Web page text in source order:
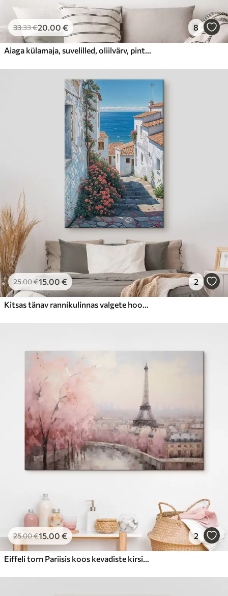
33.33€20.00 € 8
Aiaga külamaja, suvelilled, oliilvärv, pintslitõmme, põld, rustikaalne stiil
25.00€15.00 € 2
Kitsas tänav rannikulinnas valgete hoonete, punaste kivikatuste ja elavate roosade lilledega
25.00€15.00€ 2
Eiffeli torn Pariisis koos kevadiste kirsiõitega, pehmed pastelsed värvid